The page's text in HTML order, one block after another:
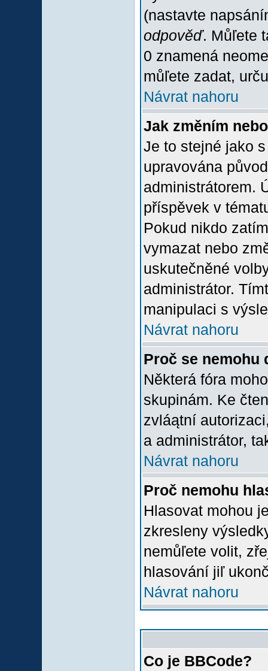
(nastavte
odpověď. Můľete
0 znamená
můľete zadat,
Návrat nahoru
Jak změním
Je to stejné jako
upravována
administrátorem.
příspěvek v
Pokud nikdo
vymazat nebo
uskutečněné
administrátor.
manipulaci s
Návrat nahoru
Proč se nemohu
Některá fóra
skupinám. Ke
zvláątní
a administrátor,
Návrat nahoru
Proč nemohu
Hlasovat mohou
zkresleny
nemůľete volit,
hlasování jiľ
Návrat nahoru
Co je BBCode?